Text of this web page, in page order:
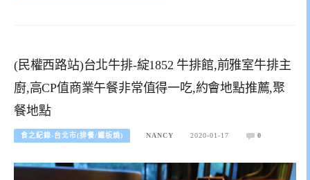
(民權西路站)台北牛排-綻1852 牛排館,前雅室牛排主
廚,高CP值商業午餐非常值得一吃,約會地點推薦,聚
餐地點
食之紀錄-台北市(排餐/鐵板燒) NANCY 2020-01-17 0